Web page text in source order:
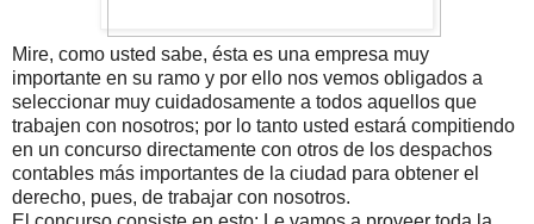
Mire, como usted sabe, ésta es una empresa muy
importante en su ramo y por ello nos vemos obligados a
seleccionar muy cuidadosamente a todos aquellos que
trabajen con nosotros; por lo tanto usted estará compitiendo
en un concurso directamente con otros de los despachos
contables más importantes de la ciudad para obtener el
derecho, pues, de trabajar con nosotros.